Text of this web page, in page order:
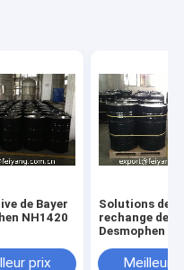
de Bayer
NH1420
prix
Solutions de
rechange de
Desmophen
Meilleur